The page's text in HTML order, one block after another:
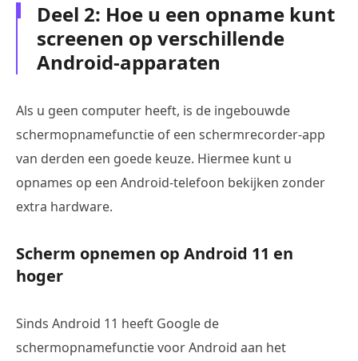
Deel 2: Hoe u een opname kunt
screenen op verschillende
Android-apparaten
Als u geen computer heeft, is de ingebouwde
schermopnamefunctie of een schermrecorder-app
van derden een goede keuze. Hiermee kunt u
opnames op een Android-telefoon bekijken zonder
extra hardware.
Scherm opnemen op Android 11 en
hoger
Sinds Android 11 heeft Google de
schermopnamefunctie voor Android aan het